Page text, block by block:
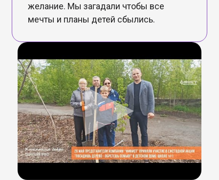
желание. Мы загадали чтобы все
мечты и планы детей сбылись.